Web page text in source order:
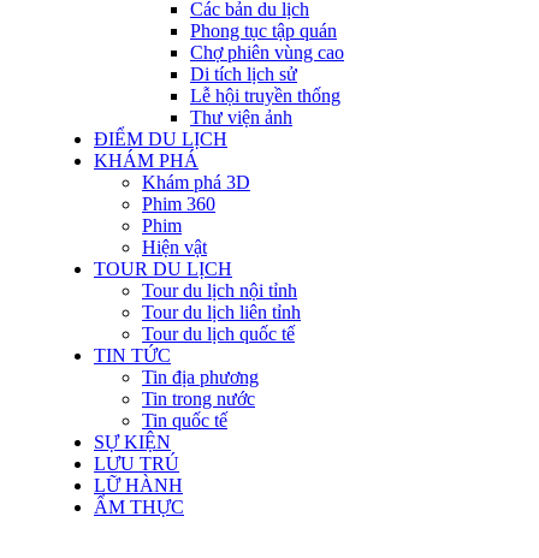
Các bản du lịch
Phong tục tập quán
Chợ phiên vùng cao
Di tích lịch sử
Lễ hội truyền thống
Thư viện ảnh
ĐIỂM DU LỊCH
KHÁM PHÁ
Khám phá 3D
Phim 360
Phim
Hiện vật
TOUR DU LỊCH
Tour du lịch nội tỉnh
Tour du lịch liên tỉnh
Tour du lịch quốc tế
TIN TỨC
Tin địa phương
Tin trong nước
Tin quốc tế
SỰ KIỆN
LƯU TRÚ
LỮ HÀNH
ẨM THỰC